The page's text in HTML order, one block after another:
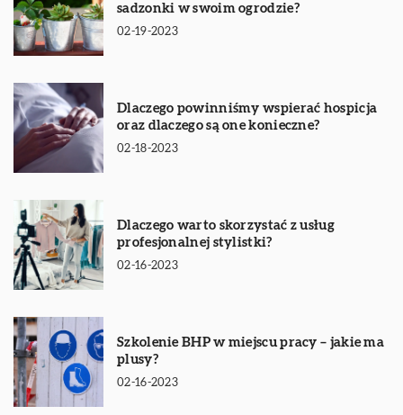
sadzonki w swoim ogrodzie?
02-19-2023
Dlaczego powinniśmy wspierać hospicja
oraz dlaczego są one konieczne?
02-18-2023
Dlaczego warto skorzystać z usług
profesjonalnej stylistki?
02-16-2023
Szkolenie BHP w miejscu pracy – jakie ma
plusy?
02-16-2023